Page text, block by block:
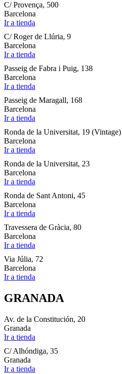
C/ Provença, 500
Barcelona
Ir a tienda
C/ Roger de Llúria, 9
Barcelona
Ir a tienda
Passeig de Fabra i Puig, 138
Barcelona
Ir a tienda
Passeig de Maragall, 168
Barcelona
Ir a tienda
Ronda de la Universitat, 19 (Vintage)
Barcelona
Ir a tienda
Ronda de la Universitat, 23
Barcelona
Ir a tienda
Ronda de Sant Antoni, 45
Barcelona
Ir a tienda
Travessera de Gràcia, 80
Barcelona
Ir a tienda
Via Júlia, 72
Barcelona
Ir a tienda
GRANADA
Av. de la Constitución, 20
Granada
Ir a tienda
C/ Alhóndiga, 35
Granada
Ir a tienda